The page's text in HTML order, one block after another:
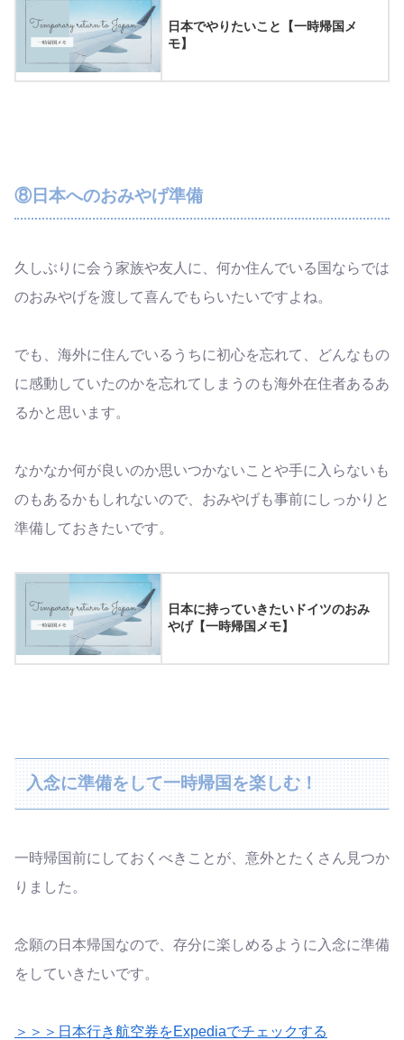
日本でやりたいこと【一時帰国メ
モ】
⑧日本へのおみやげ準備
久しぶりに会う家族や友人に、何か住んでいる国ならでは
のおみやげを渡して喜んでもらいたいですよね。
でも、海外に住んでいるうちに初心を忘れて、どんなもの
に感動していたのかを忘れてしまうのも海外在住者あるあ
るかと思います。
なかなか何が良いのか思いつかないことや手に入らないも
のもあるかもしれないので、おみやげも事前にしっかりと
準備しておきたいです。
日本に持っていきたいドイツのおみ
やげ【一時帰国メモ】
入念に準備をして一時帰国を楽しむ！
一時帰国前にしておくべきことが、意外とたくさん見つか
りました。
念願の日本帰国なので、存分に楽しめるように入念に準備
をしていきたいです。
＞＞＞日本行き航空券をExpediaでチェックする